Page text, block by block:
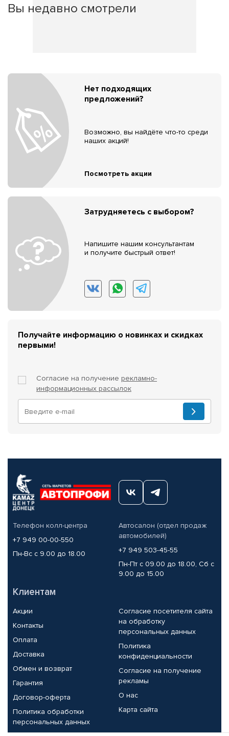
Вы недавно смотрели
Нет подходящих
предложений?
Возможно, вы найдёте что-то среди
наших акций!
Посмотреть акции
Затрудняетесь с выбором?
Напишите нашим консультантам
и получите быстрый ответ!
Получайте информацию о новинках и скидках
первыми!
Согласие на получение рекламно-
информационных рассылок
Телефон колл-центра
+7 949 00-00-550
Пн-Вс с 9.00 до 18.00
Автосалон (отдел продаж
автомобилей)
+7 949 503-45-55
Пн-Пт с 09.00 до 18.00, Сб с
9.00 до 15.00
Клиентам
Акции
Контакты
Оплата
Доставка
Обмен и возврат
Гарантия
Договор-оферта
Политика обработки
персональных данных
Согласие посетителя сайта
на обработку
персональных данных
Политика
конфиденциальности
Согласие на получение
рекламы
О нас
Карта сайта